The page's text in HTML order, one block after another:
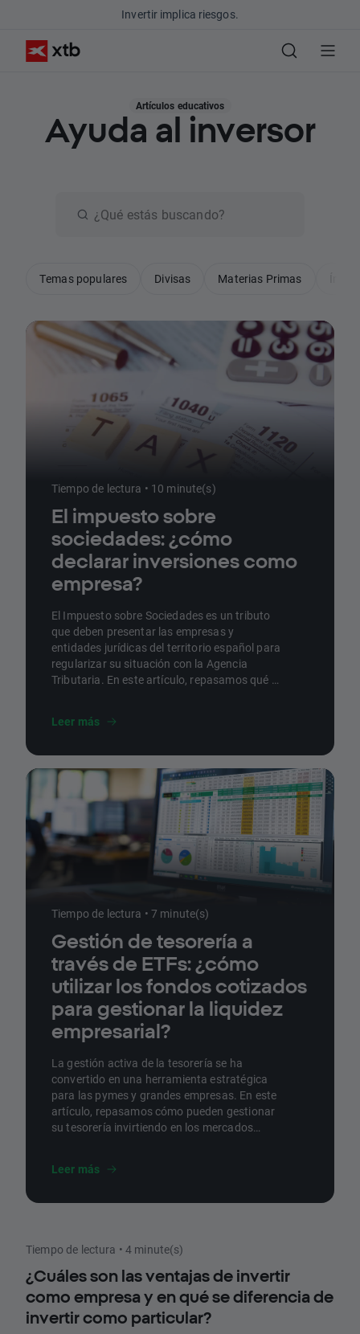
Invertir implica riesgos.
Artículos educativos
Ayuda al inversor
Temas populares Divisas Materias Primas
Tiempo de lectura • 10 minute(s)
El impuesto sobre
sociedades: ¿cómo
declarar inversiones como
empresa?
El Impuesto sobre Sociedades es un tributo
que deben presentar las empresas y
entidades jurídicas del territorio español para
regularizar su situación con la Agencia
Tributaria. En este artículo, repasamos qué es
Leer más
Tiempo de lectura • 7 minute(s)
Gestión de tesorería a
través de ETFs: ¿cómo
utilizar los fondos cotizados
para gestionar la liquidez
empresarial?
La gestión activa de la tesorería se ha
convertido en una herramienta estratégica
para las pymes y grandes empresas. En este
artículo, repasamos cómo pueden gestionar
su tesorería invirtiendo en los mercados
Leer más
Tiempo de lectura • 4 minute(s)
¿Cuáles son las ventajas de invertir
como empresa y en qué se diferencia de
invertir como particular?